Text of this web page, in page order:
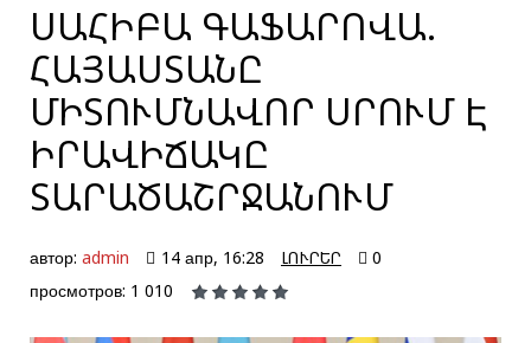
ՍԱՀԻԲԱ ԳԱՖԱՐՈՎԱ.
ՀԱՅԱՍՏԱՆԸ
ՄԻՏՈՒՄՆԱՎՈՐ ՍՐՈՒՄ Է
ԻՐԱՎԻՃԱԿԸ
ՏԱՐԱԾԱՇՐՋԱՆՈՒՄ
автор: admin 14 апр, 16:28 ԼՈՒՐԵՐ
0
просмотров: 1 010